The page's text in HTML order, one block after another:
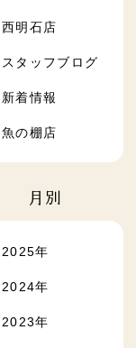
西明石店
スタッフブログ
新着情報
魚の棚店
月別
2025年
2024年
2023年